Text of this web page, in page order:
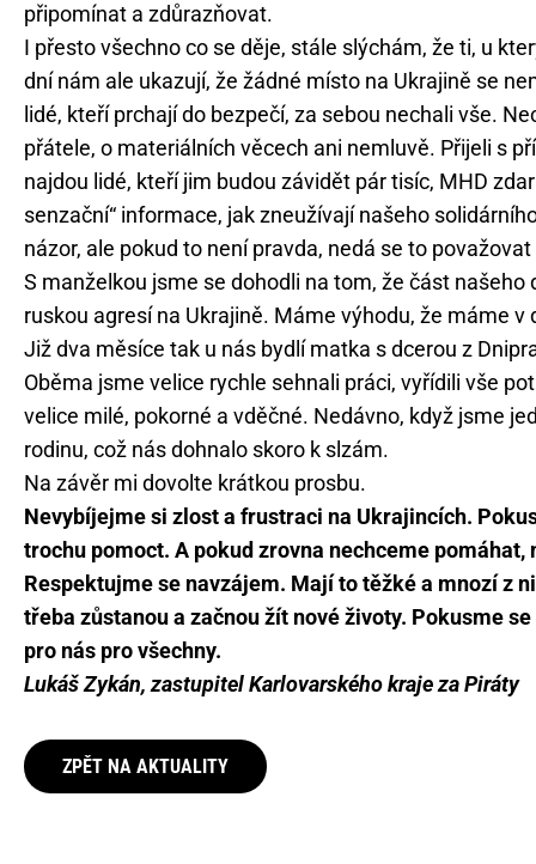
připomínat a zdůrazňovat.
I přesto všechno co se děje, stále slýchám, že ti, u
dní nám ale ukazují, že žádné místo na Ukrajině se
lidé, kteří prchají do bezpečí, za sebou nechali vše.
přátele, o materiálních věcech ani nemluvě. Přijeli s
najdou lidé, kteří jim budou závidět pár tisíc, MHD
senzační“ informace, jak zneužívají našeho
názor, ale pokud to není pravda, nedá se to
S manželkou jsme se dohodli na tom, že část
ruskou agresí na Ukrajině. Máme výhodu, že máme
Již dva měsíce tak u nás bydlí matka s dcerou z
Oběma jsme velice rychle sehnali práci, vyřídili vše
velice milé, pokorné a vděčné. Nedávno, když jsme
rodinu, což nás dohnalo skoro k slzám.
Na závěr mi dovolte krátkou prosbu.
Nevybíjejme si zlost a frustraci na Ukrajincích.
trochu pomoct. A pokud zrovna nechceme
Respektujme se navzájem. Mají to těžké a mnozí z
třeba zůstanou a začnou žít nové životy. Pokusme
pro nás pro všechny.
Lukáš Zykán, zastupitel Karlovarského kraje za Piráty
ZPĚT NA AKTUALITY